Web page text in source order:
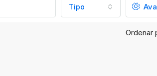
Tipo
Ordenar